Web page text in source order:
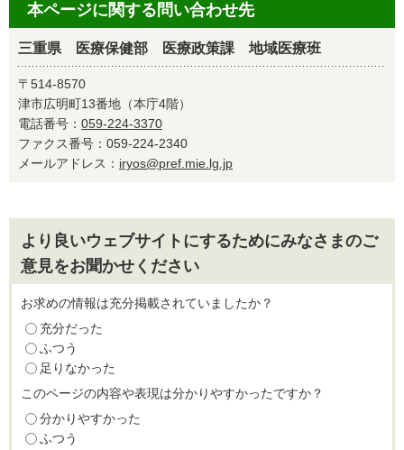
本ページに関する問い合わせ先
三重県 医療保健部 医療政策課 地域医療班
〒514-8570
津市広明町13番地（本庁4階）
電話番号： 059-224-3370
ファクス番号：059-224-2340
メールアドレス： iryos@pref.mie.lg.jp
より良いウェブサイトにするためにみなさまのご
意見をお聞かせください
お求めの情報は充分掲載されていましたか？
充分だった
ふつう
足りなかった
このページの内容や表現は分かりやすかったですか？
分かりやすかった
ふつう